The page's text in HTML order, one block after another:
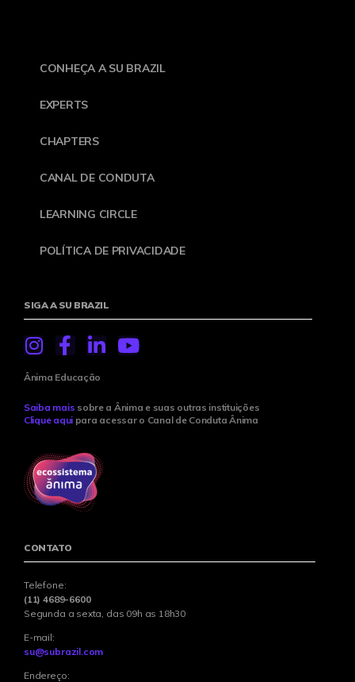
CONHEÇA A SU BRAZIL
EXPERTS
CHAPTERS
CANAL DE CONDUTA
LEARNING CIRCLE
POLÍTICA DE PRIVACIDADE
SIGA A SU BRAZIL
Ânima Educação
Saiba mais sobre a Ânima e suas outras instituições
Clique aqui para acessar o Canal de Conduta Ânima
CONTATO
Telefone:
(11) 4689-6600
Segunda a sexta, das 09h as 18h30
E-mail:
su@subrazil.com
Endereço: